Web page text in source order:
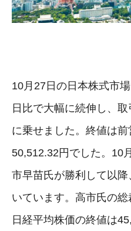
10月27日の日本株式市
日比で大幅に続伸し、
に乗せました。終値は
50,512.32円でした。10
市早苗氏が勝利して以
いています。高市氏の
日経平均株価の終値は